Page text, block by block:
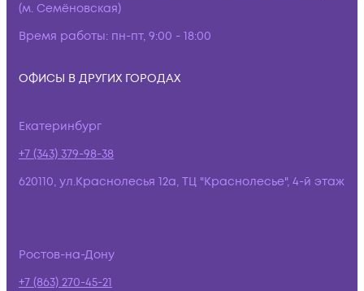
(м. Семёновская)
Время работы: пн-пт, 9:00 - 18:00
ОФИСЫ В ДРУГИХ ГОРОДАХ
Екатеринбург
+7 (343) 379-98-38
620110, ул.Краснолесья 12а, ТЦ "Краснолесье", 4-й этаж
Ростов-на-Дону
+7 (863) 270-45-21